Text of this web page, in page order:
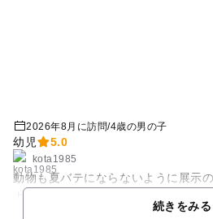
2026年8月に訪問/4歳の男の子
幼児 5.0
kota1985
動物も夏バテにならないように展示
続きをみる